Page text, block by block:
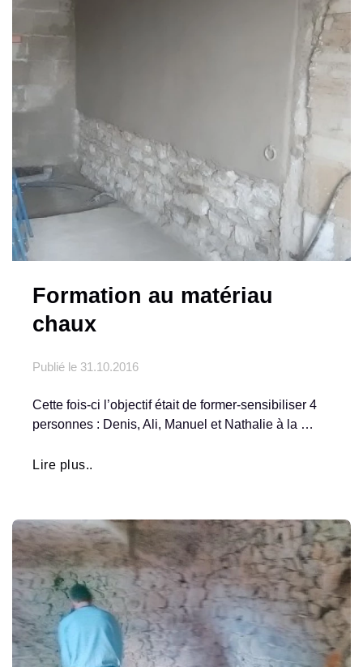
Formation au matériau
chaux
Publié le 31.10.2016
Cette fois-ci l’objectif était de former-sensibiliser 4
personnes : Denis, Ali, Manuel et Nathalie à la …
Lire plus..